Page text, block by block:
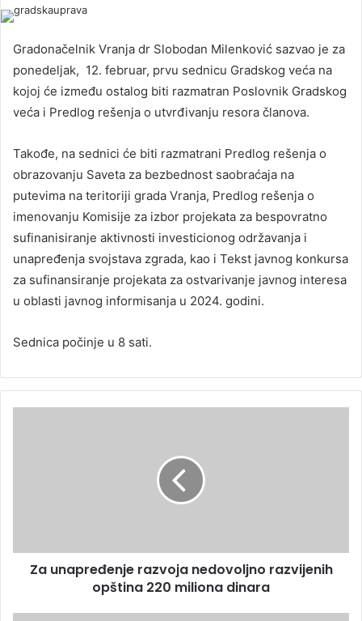
Gradonačelnik Vranja dr Slobodan Milenković sazvao je za
ponedeljak, 12. februar, prvu sednicu Gradskog veća na
kojoj će između ostalog biti razmatran Poslovnik Gradskog
veća i Predlog rešenja o utvrđivanju resora članova.
Takođe, na sednici će biti razmatrani Predlog rešenja o
obrazovanju Saveta za bezbednost saobraćaja na
putevima na teritoriji grada Vranja, Predlog rešenja o
imenovanju Komisije za izbor projekata za bespovratno
sufinanisiranje aktivnosti investicionog održavanja i
unapređenja svojstava zgrada, kao i Tekst javnog konkursa
za sufinansiranje projekata za ostvarivanje javnog interesa
u oblasti javnog informisanja u 2024. godini.
Sednica počinje u 8 sati.
Za unapređenje razvoja nedovoljno razvijenih
opština 220 miliona dinara